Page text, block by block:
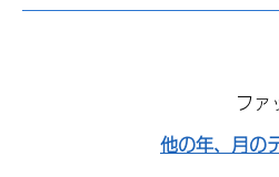
フ
他の年、月の